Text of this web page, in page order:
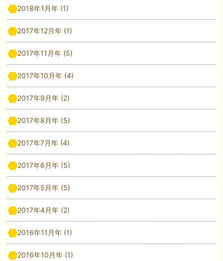
2018年1月年 (1)
2017年12月年 (1)
2017年11月年 (5)
2017年10月年 (4)
2017年9月年 (2)
2017年8月年 (5)
2017年7月年 (4)
2017年6月年 (5)
2017年5月年 (5)
2017年4月年 (2)
2016年11月年 (1)
2016年10月年 (1)